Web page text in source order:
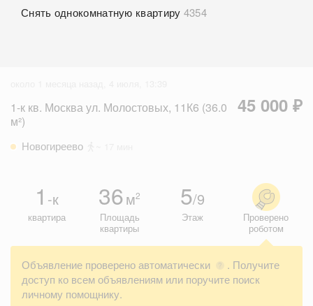
Снять однокомнатную квартиру 4354
1-к кв. Москва ул. Молостовых, 11К6 (36.0
м²)
45 000 ₽
Новогиреево
1 -к
квартира
36м2
Площадь
квартиры
5/9
Этаж
Проверено
роботом
Объявление проверено автоматически ?
. Получите
доступ ко всем объявлениям или поручите поиск
личному помощнику.